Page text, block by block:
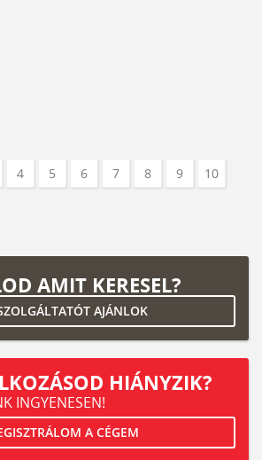
4 5 6 7 8 9
10
AMIT KERESEL?
AJÁNLOK
HIÁNYZIK?
INGYENESEN!
A CÉGEM